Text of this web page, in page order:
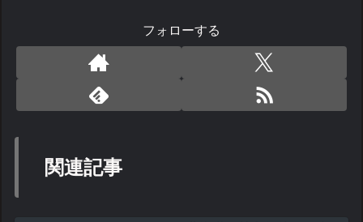
フォローする
関連記事